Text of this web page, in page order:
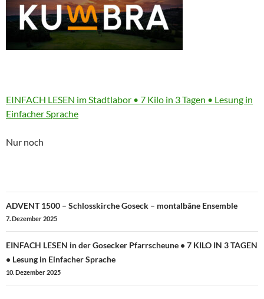
More
information
EINFACH LESEN im Stadtlabor • 7 Kilo in 3 Tagen • Lesung in
Einfacher Sprache
Nur noch
Beitragsnavigation
ADVENT 1500 – Schlosskirche Goseck – montalbâne Ensemble
7. Dezember 2025
EINFACH LESEN in der Gosecker Pfarrscheune • 7 KILO IN 3 TAGEN
• Lesung in Einfacher Sprache
10. Dezember 2025